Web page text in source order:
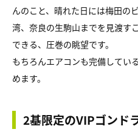
んのこと、晴れた日には梅田の
湾、奈良の生駒山までを見渡す
できる、圧巻の眺望です。
もちろんエアコンも完備してい
めます。
2基限定のVIPゴンド